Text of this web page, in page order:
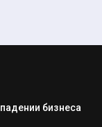
бизнеса